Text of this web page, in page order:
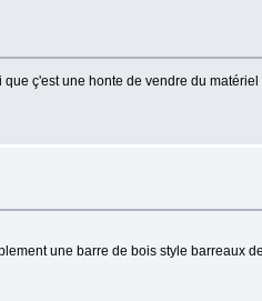
ç'est une honte de vendre du
une barre de bois style barreaux